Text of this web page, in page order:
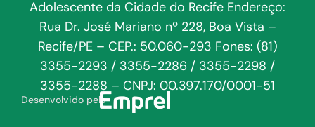
Adolescente da Cidade do Recife Endereço:
Rua Dr. José Mariano nº 228, Boa Vista –
Recife/PE – CEP.: 50.060-293 Fones: (81)
3355-2293 / 3355-2286 / 3355-2298 /
3355-2288 – CNPJ: 00.397.170/0001-51
Desenvolvido pela